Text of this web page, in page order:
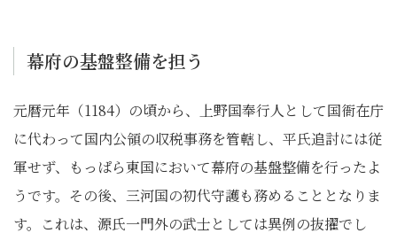
幕府の基盤整備を担う
元暦元年（1184）の頃から、上野国奉行人として国衙在庁
に代わって国内公領の収税事務を管轄し、平氏追討には従
軍せず、もっぱら東国において幕府の基盤整備を行ったよ
うです。その後、三河国の初代守護も務めることとなりま
す。これは、源氏一門外の武士としては異例の抜擢でし